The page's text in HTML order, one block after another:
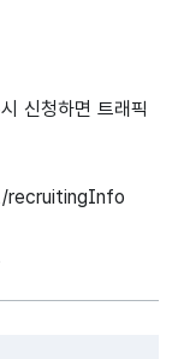
신청하면 트래픽
recruitingInfo